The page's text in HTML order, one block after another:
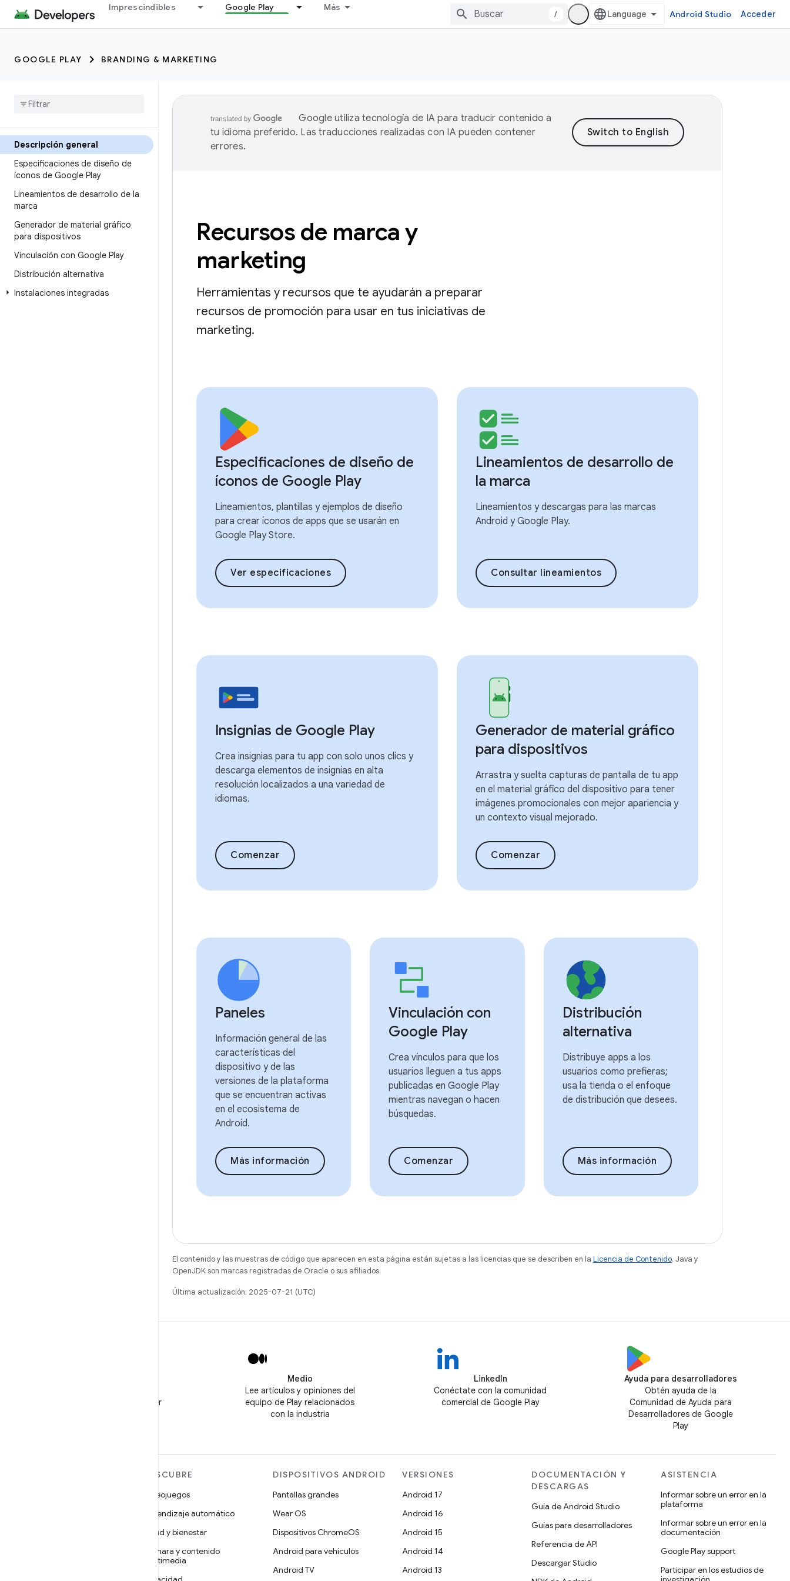
Imprescindibles Google Play Más
/ Android Studio Acceder
GOOGLE PLAY BRANDING & MARKETING
Descripción general
Especificaciones de diseño de
íconos de Google Play
Lineamientos de desarrollo de la
marca
Generador de material gráfico
para dispositivos
Vinculación con Google Play
Distribución alternativa
Instalaciones integradas
Google utiliza tecnología de IA para traducir contenido a
tu idioma preferido. Las traducciones realizadas con IA pueden contener
errores.
Recursos de marca y
marketing
Herramientas y recursos que te ayudarán a preparar
recursos de promoción para usar en tus iniciativas de
marketing.
Especificaciones de diseño de
íconos de Google Play
Lineamientos, plantillas y ejemplos de diseño
para crear íconos de apps que se usarán en
Google Play Store.
Ver especificaciones
Lineamientos de desarrollo de
la marca
Lineamientos y descargas para las marcas
Android y Google Play.
Consultar lineamientos
Insignias de Google Play
Crea insignias para tu app con solo unos clics y
descarga elementos de insignias en alta
resolución localizados a una variedad de
idiomas.
Comenzar
Generador de material gráfico
para dispositivos
Arrastra y suelta capturas de pantalla de tu app
en el material gráfico del dispositivo para tener
imágenes promocionales con mejor apariencia y
un contexto visual mejorado.
Comenzar
Paneles
Información general de las
características del
dispositivo y de las
versiones de la plataforma
que se encuentran activas
en el ecosistema de
Android.
Más información
Vinculación con
Google Play
Crea vínculos para que los
usuarios lleguen a tus apps
publicadas en Google Play
mientras navegan o hacen
búsquedas.
Comenzar
Distribución
alternativa
Distribuye apps a los
usuarios como prefieras;
usa la tienda o el enfoque
de distribución que desees.
Más información
El contenido y las muestras de código que aparecen en esta página están sujetas a las licencias que se describen en la Licencia de Contenido. Java y
OpenJDK son marcas registradas de Oracle o sus afiliados.
Última actualización: 2025-07-21 (UTC)
para ver noticias y obtener
Medio
Lee artículos y opiniones del
equipo de Play relacionados
con la industria
LinkedIn
Conéctate con la comunidad
comercial de Google Play
Ayuda para desarrolladores
Obtén ayuda de la
Comunidad de Ayuda para
Desarrolladores de Google
Play
DESCUBRE
Videojuegos
Aprendizaje automático
Salud y bienestar
Cámara y contenido
multimedia
DISPOSITIVOS ANDROID
Pantallas grandes
Wear OS
Dispositivos ChromeOS
Android para vehículos
Android TV
VERSIONES
Android 17
Android 16
Android 15
Android 14
Android 13
DOCUMENTACIÓN Y
DESCARGAS
Guía de Android Studio
Guías para desarrolladores
Referencia de API
Descargar Studio
ASISTENCIA
Informar sobre un error en la
plataforma
Informar sobre un error en la
documentación
Google Play support
Participar en los estudios de